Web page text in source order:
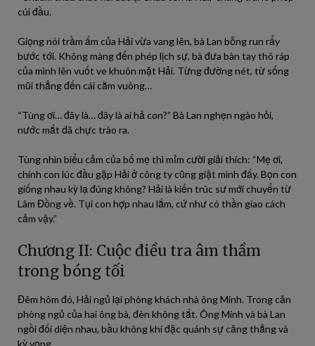
cúi đầu.
Giọng nói trầm ấm của Hải vừa vang lên, bà Lan bỗng run rẩy
bước tới. Không màng đến phép lịch sự, bà đưa bàn tay thô ráp
của mình lên vuốt ve khuôn mặt Hải. Từng đường nét, từ sống
mũi thẳng đến cái cằm vuông…
“Tùng ơi… đây là… đây là ai hả con?” Bà Lan nghẹn ngào hỏi,
nước mắt đã chực trào ra.
Tùng nhìn biểu cảm của bố mẹ thì mỉm cười giải thích: “Mẹ ơi,
chính con lúc đầu gặp Hải ở công ty cũng giật mình đấy. Bọn con
giống nhau kỳ lạ đúng không? Hải là kiến trúc sư mới chuyển từ
Lâm Đồng về. Tụi con hợp nhau lắm, cứ như có thần giao cách
cảm vậy.”
Chương II: Cuộc điều tra âm thầm
trong bóng tối
Đêm hôm đó, Hải ngủ lại phòng khách nhà ông Minh. Trong căn
phòng ngủ của hai ông bà, đèn không tắt. Ông Minh và bà Lan
ngồi đối diện nhau, bầu không khí đặc quánh sự căng thẳng và
kỳ vọng.